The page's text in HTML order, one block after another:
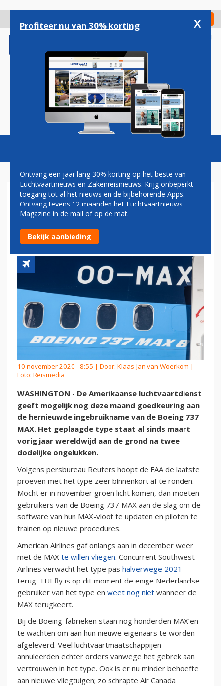
gaan
Check in
Magazine Podcasts Vacatures
BOEING 737 MAX MOGELIJK
NOG DEZE MAAND
GOEDGEKEURD
10 november 2020 - 8:55 | Door: Klaas-Jan van Woerkom |
Foto: Reismedia
WASHINGTON - De Amerikaanse luchtvaartdienst
geeft mogelijk nog deze maand goedkeuring aan
de hernieuwde ingebruikname van de Boeing 737
MAX. Het geplaagde type staat al sinds maart
vorig jaar wereldwijd aan de grond na twee
dodelijke ongelukken.
Volgens persbureau Reuters hoopt de FAA de laatste
proeven met het type zeer binnenkort af te ronden.
Mocht er in november groen licht komen, dan moeten
gebruikers van de Boeing 737 MAX aan de slag om de
software van hun MAX-vloot te updaten en piloten te
trainen op nieuwe procedures.
American Airlines gaf onlangs aan in december weer
met de MAX te willen vliegen. Concurrent Southwest
Airlines verwacht het type pas halverwege 2021
terug. TUI fly is op dit moment de enige Nederlandse
gebruiker van het type en weet nog niet wanneer de
MAX terugkeert.
Bij de Boeing-fabrieken staan nog honderden MAX’en
te wachten om aan hun nieuwe eigenaars te worden
afgeleverd. Veel luchtvaartmaatschappijen
annuleerden echter orders vanwege het gebrek aan
vertrouwen in het type. Ook is er nu minder behoefte
aan nieuwe vliegtuigen; zo schrapte Air Canada
Profiteer nu van 30% korting x
Ontvang een jaar lang 30% korting op het beste van
Luchtvaartnieuws en Zakenreisnieuws. Krijg onbeperkt
toegang tot al het nieuws en de bijbehorende Apps.
Ontvang tevens 12 maanden het Luchtvaartnieuws
Magazine in de mail of op de mat.
Bekijk aanbieding